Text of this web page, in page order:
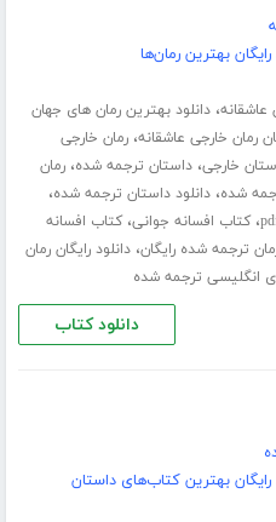
رایگان بهترین رمان‌ها
عاشقانه،دانلود بهترین رمان های جهان
رمان خارجی عاشقانه،رمان خارجی
خارجی،داستان ترجمه شده،رمان
شده،دانلود داستان ترجمه شده،
،کتاب افسانه جوانی،کتاب افسانه
ترجمه شده رایگان،دانلود رایگان رمان
انگلیسی ترجمه شده
دانلود کتاب
رایگان بهترین کتاب‌های داستان